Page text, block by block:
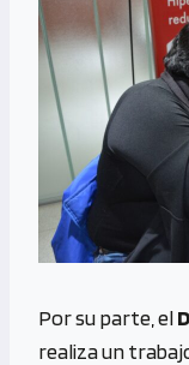
Por su parte, el
realiza un